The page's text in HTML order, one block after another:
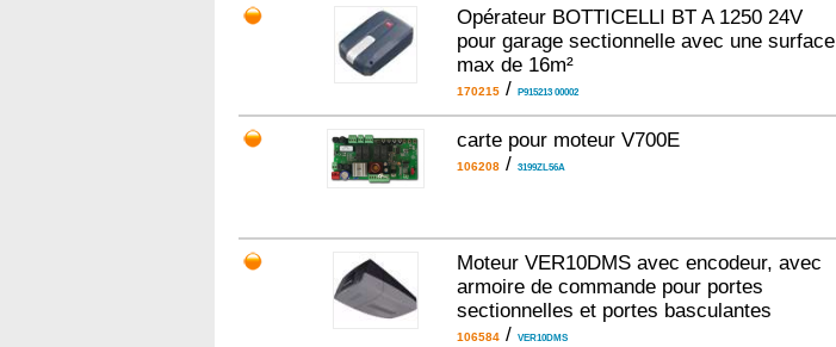
Opérateur BOTTICELLI BT A 1250 24V
pour garage sectionnelle avec une surface
max de 16m²
170215/ P915213 00002
carte pour moteur V700E
106208/ 3199ZL56A
Moteur VER10DMS avec encodeur, avec
armoire de commande pour portes
sectionnelles et portes basculantes
106584/ VER10DMS